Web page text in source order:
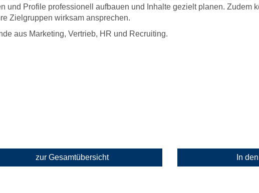
und Profile professionell aufbauen und Inhalte gezielt planen. Zudem
Zielgruppen wirksam ansprechen.
aus Marketing, Vertrieb, HR und Recruiting.
zur Gesamtübersicht In